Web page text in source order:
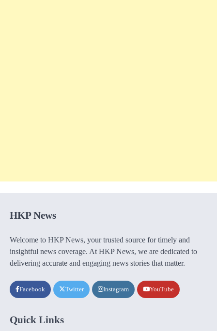
HKP News
Welcome to HKP News, your trusted source for timely and
insightful news coverage. At HKP News, we are dedicated to
delivering accurate and engaging news stories that matter.
Facebook Twitter Instagram YouTube
Quick Links